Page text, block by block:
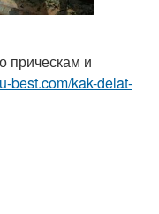
прическам и
best.com/kak-delat-